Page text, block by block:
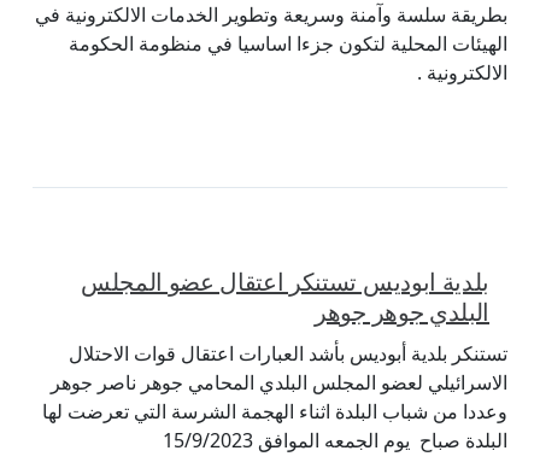
بطريقة سلسة وآمنة وسريعة وتطوير الخدمات الالكترونية في
الهيئات المحلية لتكون جزءا اساسيا في منظومة الحكومة
الالكترونية .
بلدية ابوديس تستنكر اعتقال عضو المجلس
البلدي جوهر جوهر
تستنكر بلدية أبوديس بأشد العبارات اعتقال قوات الاحتلال
الاسرائيلي لعضو المجلس البلدي المحامي جوهر ناصر جوهر
وعددا من شباب البلدة اثناء الهجمة الشرسة التي تعرضت لها
البلدة صباح يوم الجمعه الموافق 15/9/2023